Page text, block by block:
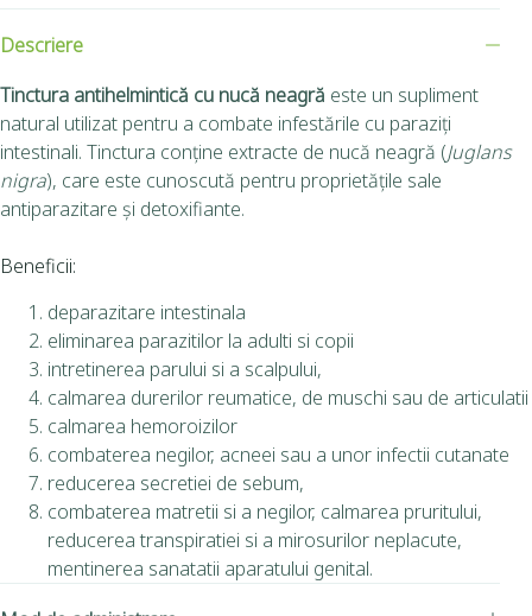
Descriere
Tinctura antihelmintică cu nucă neagră este un supliment
natural utilizat pentru a combate infestările cu paraziți
intestinali. Tinctura conține extracte de nucă neagră (Juglans
nigra), care este cunoscută pentru proprietățile sale
antiparazitare și detoxifiante.
Beneficii:
deparazitare intestinala
eliminarea parazitilor la adulti si copii
intretinerea parului si a scalpului,
calmarea durerilor reumatice, de muschi sau de articulatii
calmarea hemoroizilor
combaterea negilor, acneei sau a unor infectii cutanate
reducerea secretiei de sebum,
combaterea matretii si a negilor, calmarea pruritului,
reducerea transpiratiei si a mirosurilor neplacute,
mentinerea sanatatii aparatului genital.